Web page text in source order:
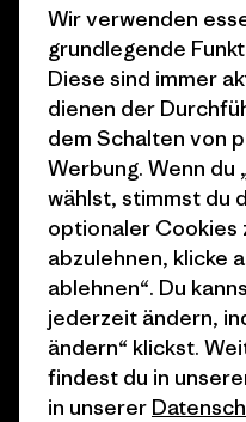
Klimaziele
1% For The Planet
Wie wir finanzieren
Geschenkgutscheine
Stores in deiner
Nähe
© 2026 Patagonia, Inc. All
Wir verwenden
grundlegende
Diese sind immer
dienen der
dem Schalten von
Werbung. Wenn du
wählst, stimmst du
optionaler Cookies
abzulehnen, klicke
ablehnen“. Du
jederzeit ändern,
ändern“ klickst.
findest du in
in unserer